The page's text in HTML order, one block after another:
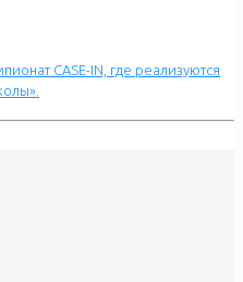
CASE-IN, где реализуются